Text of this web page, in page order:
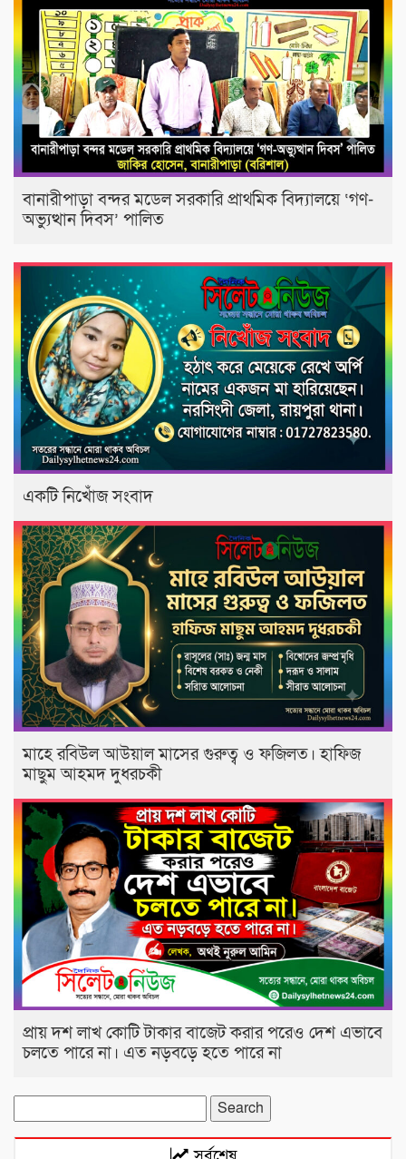
​বানারীপাড়া বন্দর মডেল সরকারি প্রাথমিক বিদ্যালয়ে ‘গণ-
অভ্যুত্থান দিবস’ পালিত
একটি নিখোঁজ সংবাদ
মাহে রবিউল আউয়াল মাসের গুরুত্ব ও ফজিলত। হাফিজ
মাছুম আহমদ দুধরচকী
প্রায় দশ লাখ কোটি টাকার বাজেট করার পরেও দেশ এভাবে
চলতে পারে না। এত নড়বড়ে হতে পারে না
for: